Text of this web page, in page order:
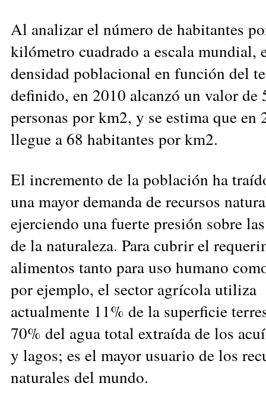
Al analizar el número de habitantes
kilómetro cuadrado a escala mundial,
densidad poblacional en función del
definido, en 2010 alcanzó un valor de
personas por km2, y se estima que en
llegue a 68 habitantes por km2.
El incremento de la población ha
una mayor demanda de recursos
ejerciendo una fuerte presión sobre
de la naturaleza. Para cubrir el
alimentos tanto para uso humano
por ejemplo, el sector agrícola utiliza
actualmente 11% de la superficie
70% del agua total extraída de los
y lagos; es el mayor usuario de los
naturales del mundo.